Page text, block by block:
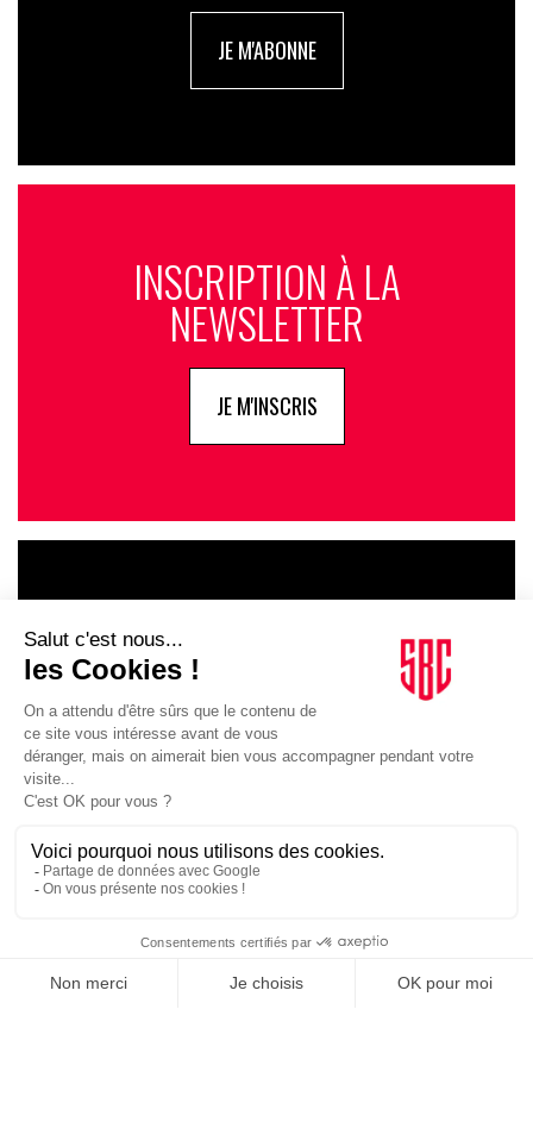
JE M'ABONNE
INSCRIPTION À LA
NEWSLETTER
JE M'INSCRIS
INFLUENCIA
JE DÉCOUVRE LE GROUPE
SUIVEZ-NOUS